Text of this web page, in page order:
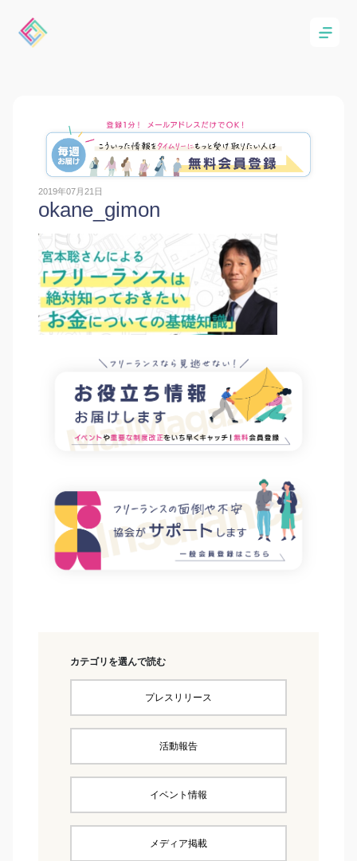
2019年07月21日
okane_gimon
カテゴリを選んで読む
プレスリリース
活動報告
イベント情報
メディア掲載